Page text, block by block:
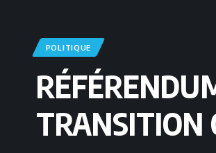
POLITIQUE
TRANSITION